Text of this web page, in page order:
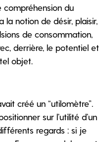
compréhension du
notion de désir, plaisir,
de consommation,
derrière, le potentiel et
objet.
créé un “utilomètre”.
sur l’utilité d’un
regards : si je